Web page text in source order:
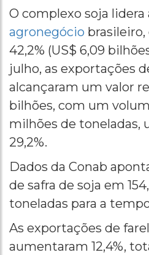
O complexo soja
agronegócio
42,2% (US$ 6,09
julho, as exportações
alcançaram um valor
bilhões, com um
milhões de toneladas,
29,2%.
Dados da Conab
de safra de soja em
toneladas para a
As exportações de
aumentaram 12,4%,